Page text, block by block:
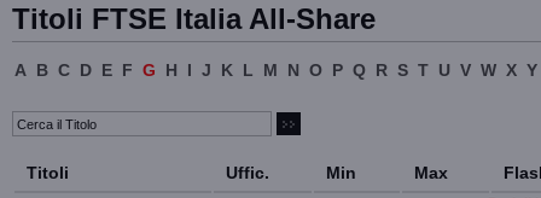
Titoli FTSE Italia All-Share
A B C D E F G H I J K L M N O P Q R S T U V W X Y
Titoli Uffic. Min Max